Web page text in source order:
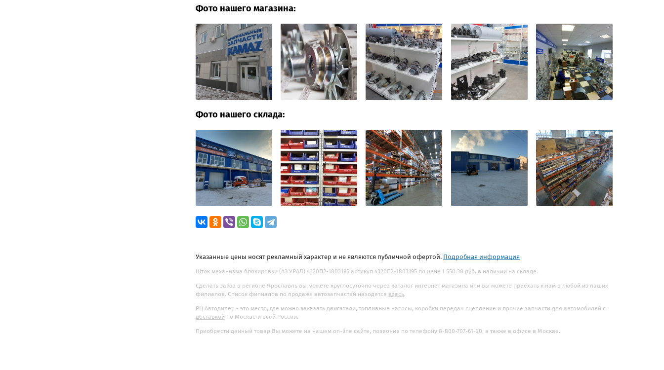
Фото нашего магазина:
Фото нашего склада:
Указанные цены носят рекламный характер и не являются публичной офертой. Подробная информация
Шток механизма блокировки (АЗ УРАЛ) 4320П2-1803195 артикул 4320П2-1803195 по цене 1 550.38 руб. в наличии на складе.
Сделать заказ в регионе Ярославль вы можете круглосуточно через каталог интернет магазина или вы можете приехать к нам в любой из наших
филиалов. Список филиалов по продаже автозапчастей находятся здесь.
РЦ Автодилер - это место, где можно заказать двигатели, топливные насосы, коробки передач сцепление и прочие запчасти для автомобилей с
доставкой по Москве и всей России.
Приобрести данный товар Вы можете на нашем on-line сайте, позвонив по телефону 8-800-707-61-20, а также в офисе в Москве.